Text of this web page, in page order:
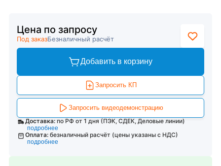
Цена по запросу
Под заказБезналичный расчёт
Добавить в корзину
Запросить КП
Запросить видеодемонстрацию
Доставка: по РФ от 1 дня (ПЭК, СДЕК, Деловые линии)
подробнее
Оплата: безналичный расчёт (цены указаны с НДС)
подробнее